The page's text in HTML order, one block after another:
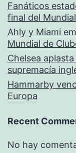
Fanáticos
final del
Ahly y Miami
Mundial de
Chelsea
supremacía
Hammarby
Europa
Recent
No hay